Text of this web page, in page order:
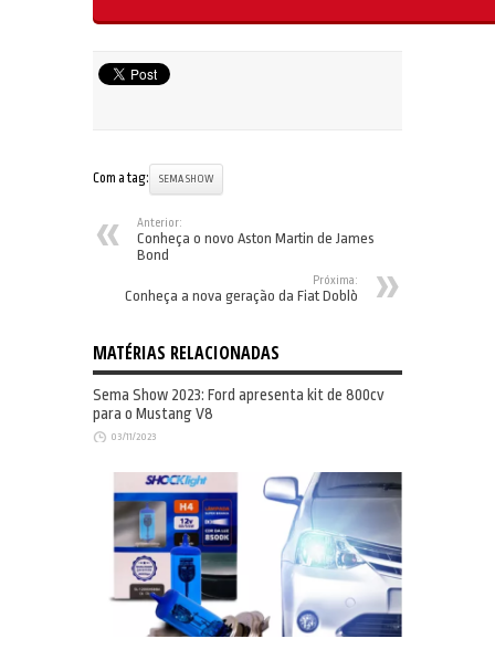
Com a tag: SEMA SHOW
Anterior:
Conheça o novo Aston Martin de James
Bond
Próxima:
Conheça a nova geração da Fiat Doblò
MATÉRIAS RELACIONADAS
Sema Show 2023: Ford apresenta kit de 800cv
para o Mustang V8
03/11/2023